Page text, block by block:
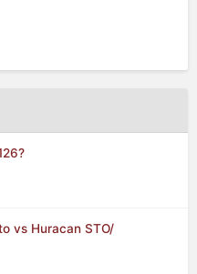
vs Huracan STO/